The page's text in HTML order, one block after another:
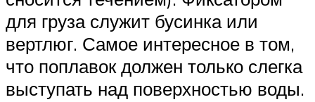
для груза служит бусинка или
вертлюг. Самое интересное в том,
что поплавок должен только слегка
выступать над поверхностью воды.